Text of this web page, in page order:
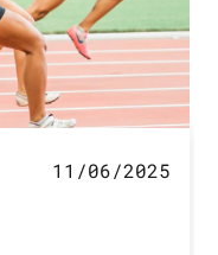
11/06/2025